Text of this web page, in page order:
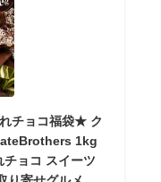
チョコ福袋★ ク
1kg
ョコ スイーツ